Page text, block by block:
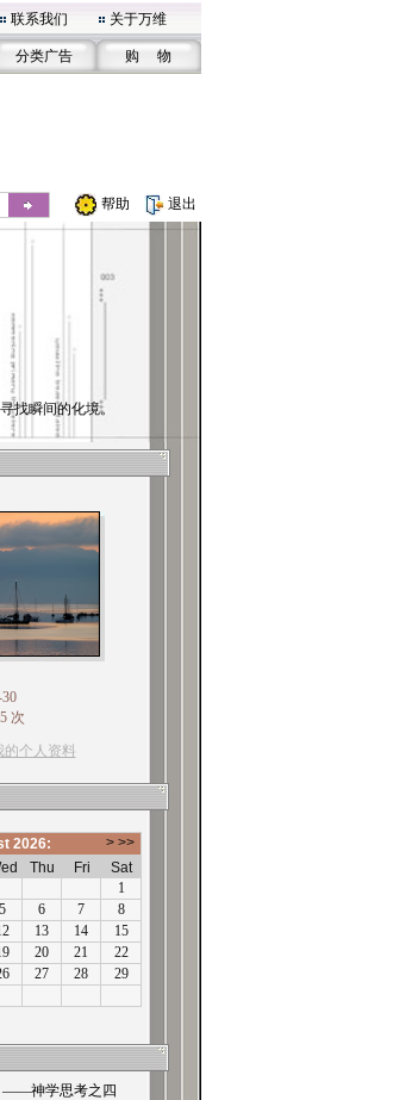
联系我们 关于万维
分类广告 购 物
帮助 退出
找瞬间的化境。
次
个人资料
——神学思考之四